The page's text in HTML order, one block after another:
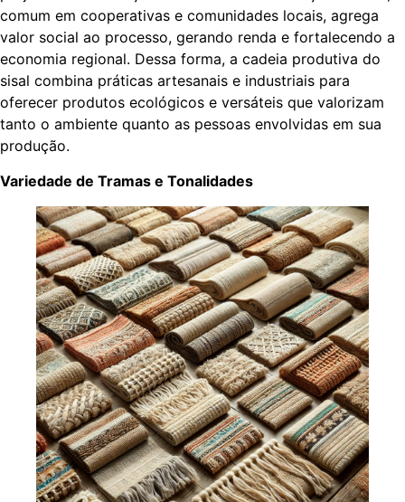
comum em cooperativas e comunidades locais, agrega
valor social ao processo, gerando renda e fortalecendo a
economia regional. Dessa forma, a cadeia produtiva do
sisal combina práticas artesanais e industriais para
oferecer produtos ecológicos e versáteis que valorizam
tanto o ambiente quanto as pessoas envolvidas em sua
produção.
Variedade de Tramas e Tonalidades